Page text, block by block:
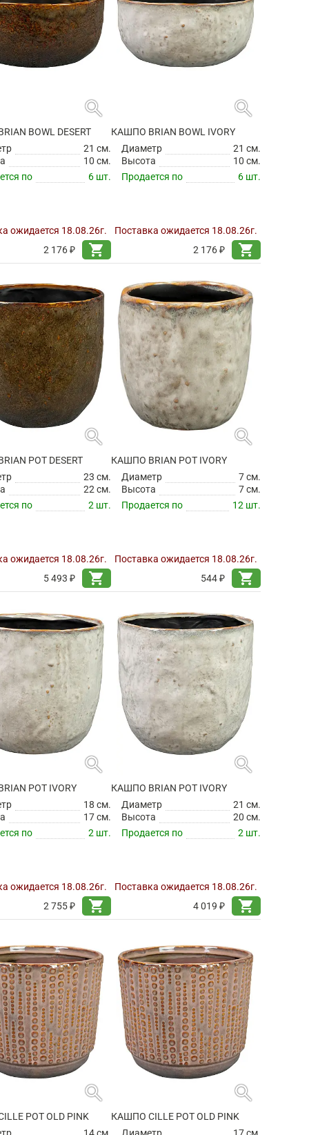
search
BOWL DESERT
21 см.
10 см.
по
6 шт.
ожидается 18.08.26г.
2 176 ₽
shopping_cart
search
КАШПО BRIAN BOWL IVORY
Диаметр
21 см.
Высота
10 см.
Продается по
6 шт.
Поставка ожидается 18.08.26г.
2 176 ₽
shopping_cart
search
POT DESERT
23 см.
22 см.
по
2 шт.
ожидается 18.08.26г.
5 493 ₽
shopping_cart
search
КАШПО BRIAN POT IVORY
Диаметр
7 см.
Высота
7 см.
Продается по
12 шт.
Поставка ожидается 18.08.26г.
544 ₽
shopping_cart
search
POT IVORY
18 см.
17 см.
по
2 шт.
ожидается 18.08.26г.
2 755 ₽
shopping_cart
search
КАШПО BRIAN POT IVORY
Диаметр
21 см.
Высота
20 см.
Продается по
2 шт.
Поставка ожидается 18.08.26г.
4 019 ₽
shopping_cart
search
POT OLD PINK
search
КАШПО CILLE POT OLD PINK